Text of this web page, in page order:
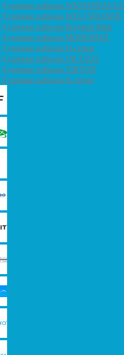
Душевые кабины WASSERFALLE
Душевые кабины WELTWASSER
Душевые кабины Водный Мир
Душевые кабины МОНОМАХ
Душевые кабины H-серия
Душевые кабины JACUZZI
Душевые кабины TRITON
Душевые кабины К-серия